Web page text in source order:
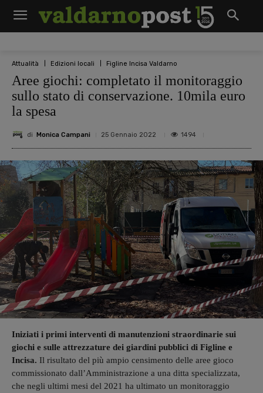
Attualità Edizioni locali Figline Incisa Valdarno
Aree giochi: completato il monitoraggio
sullo stato di conservazione. 10mila euro
la spesa
di Monica Campani 25 Gennaio 2022 1494
Iniziati i primi interventi di manutenzioni straordinarie sui
giochi e sulle attrezzature dei giardini pubblici di Figline e
Incisa. Il risultato del più ampio censimento delle aree gioco
commissionato dall’Amministrazione a una ditta specializzata,
che negli ultimi mesi del 2021 ha ultimato un monitoraggio